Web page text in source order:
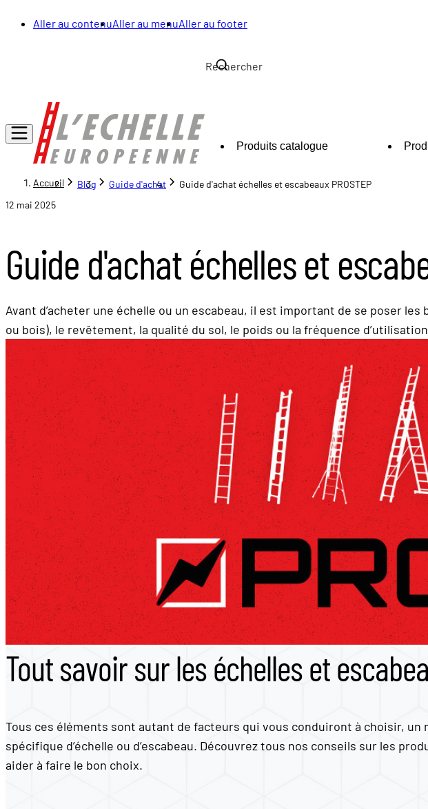
Aller au contenuAller au menuAller au footer
Produits catalogue
Accueil Blog Guide d'achat
Guide d'achat échelles et escabeaux PROSTEP
12 mai 2025
Guide d'achat échelles et
Avant d’acheter une échelle ou un escabeau, il est important de se poser
ou bois), le revêtement, la qualité du sol, le poids ou la fréquence
Tout savoir sur les échelles et
Tous ces éléments sont autant de facteurs qui vous conduiront à choisir, un
spécifique d’échelle ou d’escabeau. Découvrez tous nos conseils sur les
aider à faire le bon choix.